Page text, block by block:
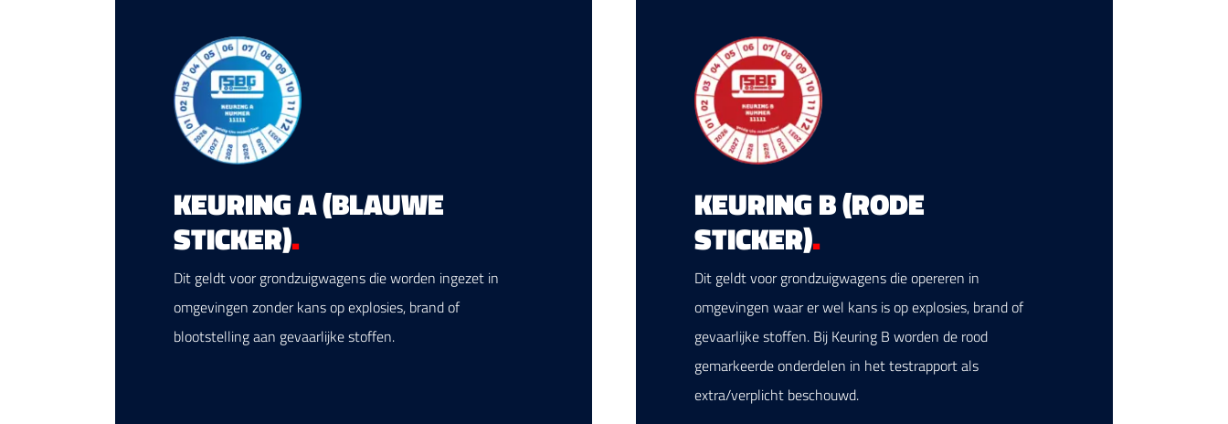
KEURING A (BLAUWE
STICKER).
Dit geldt voor grondzuigwagens die worden ingezet in
omgevingen zonder kans op explosies, brand of
blootstelling aan gevaarlijke stoffen.
KEURING B (RODE
STICKER).
Dit geldt voor grondzuigwagens die opereren in
omgevingen waar er wel kans is op explosies, brand of
gevaarlijke stoffen. Bij Keuring B worden de rood
gemarkeerde onderdelen in het testrapport als
extra/verplicht beschouwd.